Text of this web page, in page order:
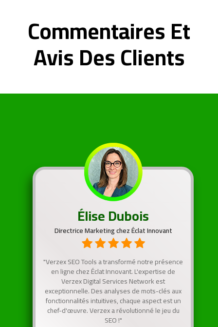
Commentaires Et
Avis Des Clients
Élise Dubois
Directrice Marketing chez Éclat Innovant
"Verzex SEO Tools a transformé notre présence
en ligne chez Éclat Innovant. L'expertise de
Verzex Digital Services Network est
exceptionnelle. Des analyses de mots-clés aux
fonctionnalités intuitives, chaque aspect est un
chef-d'œuvre. Verzex a révolutionné le jeu du
SEO !"